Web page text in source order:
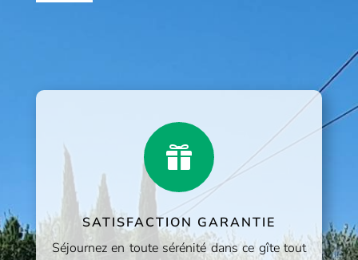

SATISFACTION GARANTIE
Séjournez en toute sérénité dans ce gîte tout